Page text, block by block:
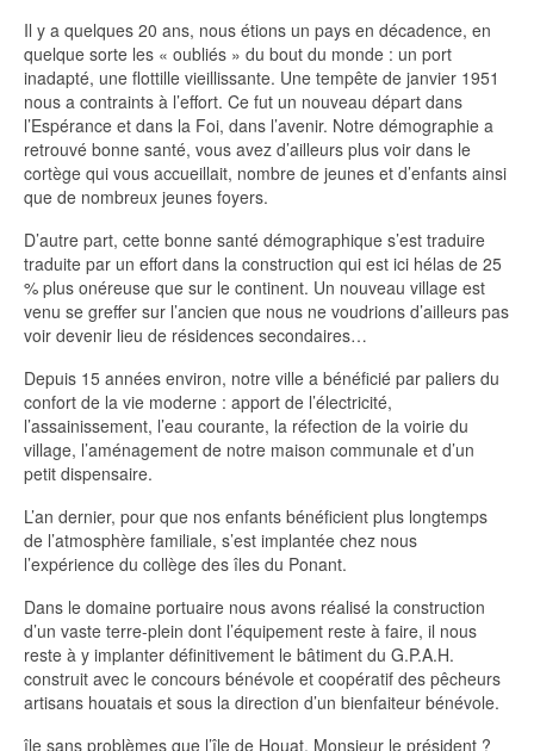
Il y a quelques 20 ans, nous étions un pays en décadence, en
quelque sorte les « oubliés » du bout du monde : un port
inadapté, une flottille vieillissante. Une tempête de janvier 1951
nous a contraints à l’effort. Ce fut un nouveau départ dans
l’Espérance et dans la Foi, dans l’avenir. Notre démographie a
retrouvé bonne santé, vous avez d’ailleurs plus voir dans le
cortège qui vous accueillait, nombre de jeunes et d’enfants ainsi
que de nombreux jeunes foyers.
D’autre part, cette bonne santé démographique s’est traduire
traduite par un effort dans la construction qui est ici hélas de 25
% plus onéreuse que sur le continent. Un nouveau village est
venu se greffer sur l’ancien que nous ne voudrions d’ailleurs pas
voir devenir lieu de résidences secondaires…
Depuis 15 années environ, notre ville a bénéficié par paliers du
confort de la vie moderne : apport de l’électricité,
l’assainissement, l’eau courante, la réfection de la voirie du
village, l’aménagement de notre maison communale et d’un
petit dispensaire.
L’an dernier, pour que nos enfants bénéficient plus longtemps
de l’atmosphère familiale, s’est implantée chez nous
l’expérience du collège des îles du Ponant.
Dans le domaine portuaire nous avons réalisé la construction
d’un vaste terre-plein dont l’équipement reste à faire, il nous
reste à y implanter définitivement le bâtiment du G.P.A.H.
construit avec le concours bénévole et coopératif des pêcheurs
artisans houatais et sous la direction d’un bienfaiteur bénévole.
île sans problèmes que l’île de Houat, Monsieur le président ?